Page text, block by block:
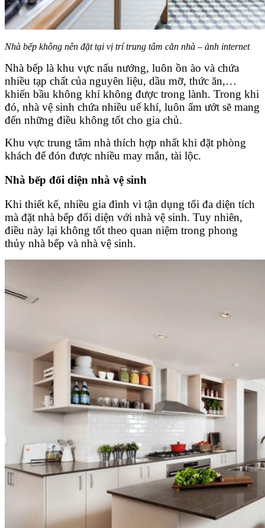
Nhà bếp không nên đặt tại vị trí trung tâm căn nhà – ảnh internet
Nhà bếp là khu vực nấu nướng, luôn ồn ào và chứa
nhiều tạp chất của nguyên liệu, dầu mỡ, thức ăn,…
khiến bầu không khí không được trong lành. Trong khi
đó, nhà vệ sinh chứa nhiều uế khí, luôn ẩm ướt sẽ mang
đến những điều không tốt cho gia chủ.
Khu vực trung tâm nhà thích hợp nhất khi đặt phòng
khách để đón được nhiều may mắn, tài lộc.
Nhà bếp đối diện nhà vệ sinh
Khi thiết kế, nhiều gia đình vì tận dụng tối đa diện tích
mà đặt nhà bếp đối diện với nhà vệ sinh. Tuy nhiên,
điều này lại không tốt theo quan niệm trong phong
thủy nhà bếp và nhà vệ sinh.